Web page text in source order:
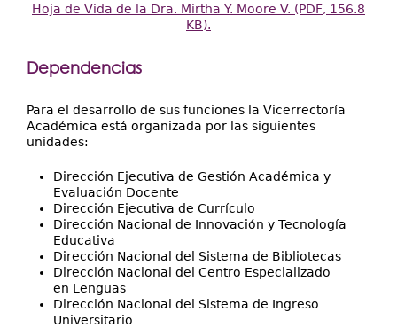
Hoja de Vida de la Dra. Mirtha Y. Moore V. (PDF, 156.8
KB).
Dependencias
Para el desarrollo de sus funciones la Vicerrectoría
Académica está organizada por las siguientes
unidades:
Dirección Ejecutiva de Gestión Académica y
Evaluación Docente
Dirección Ejecutiva de Currículo
Dirección Nacional de Innovación y Tecnología
Educativa
Dirección Nacional del Sistema de Bibliotecas
Dirección Nacional del Centro Especializado
en Lenguas
Dirección Nacional del Sistema de Ingreso
Universitario